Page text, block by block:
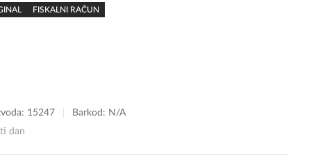
FISKALNI RAČUN
15247
Barkod: N/A
dan